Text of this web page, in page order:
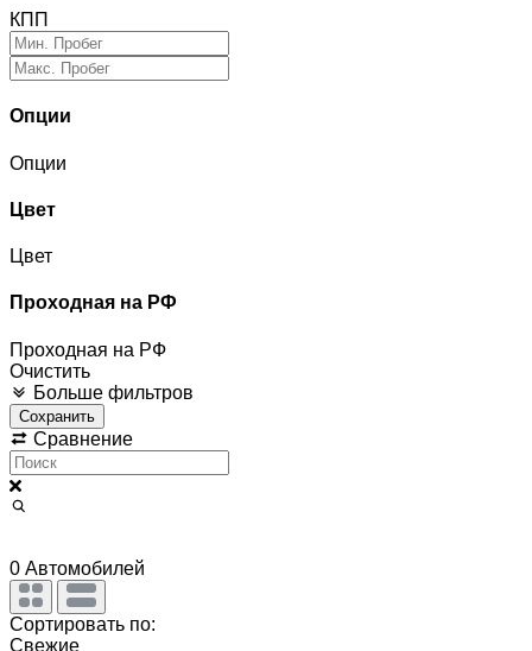
КПП
Опции
Опции
Цвет
Цвет
Проходная на РФ
Проходная на РФ
Очистить
Больше фильтров
Сохранить
Сравнение
0 Автомобилей
Сортировать по:
Свежие